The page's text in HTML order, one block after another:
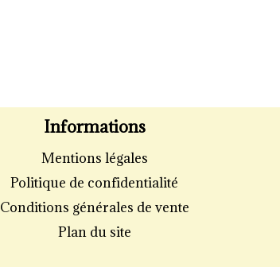
Informations
Mentions légales
Politique de confidentialité
Conditions générales de vente
Plan du site